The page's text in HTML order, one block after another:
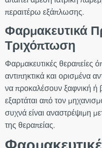
περαιτέρω εξάπλωσης.
Φαρμακευτικά
Τριχόπτωση
Φαρμακευτικές θεραπείες
αντιπηκτικά και ορισμένα
να προκαλέσουν ξαφνική ή
εξαρτάται από τον
συχνά είναι αναστρέψιμη
της θεραπείας.